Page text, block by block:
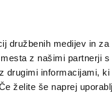
družbenih medijev in za
z našimi partnerji s
drugimi informacijami, ki
želite še naprej
ŠE